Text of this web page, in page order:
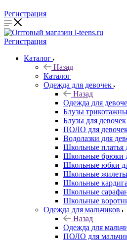
Регистрация
Регистрация
Каталог
Назад
Каталог
Одежда для девочек
Назад
Одежда для
Блузы
Блузы для девочек
ПОЛО для
Водолазки для
Школьные платья
Школьные брюки
Школьные юбки
Школьные жилеты
Школьные
Школьные
Школьные
Одежда для мальчиков
Назад
Одежда для
ПОЛО для